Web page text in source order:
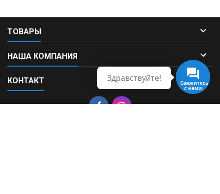
ТОВАРЫ 
НАША КОМПАНИЯ 
КОНТАКТ 
Свяжитесь
с нами
Здравствуйте!